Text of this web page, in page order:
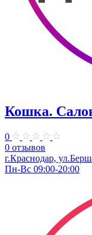
Кошка.
0
0 отзывов
г.Краснодар,
Пн-Вс 09:00-20:00